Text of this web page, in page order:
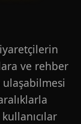
ve rehber